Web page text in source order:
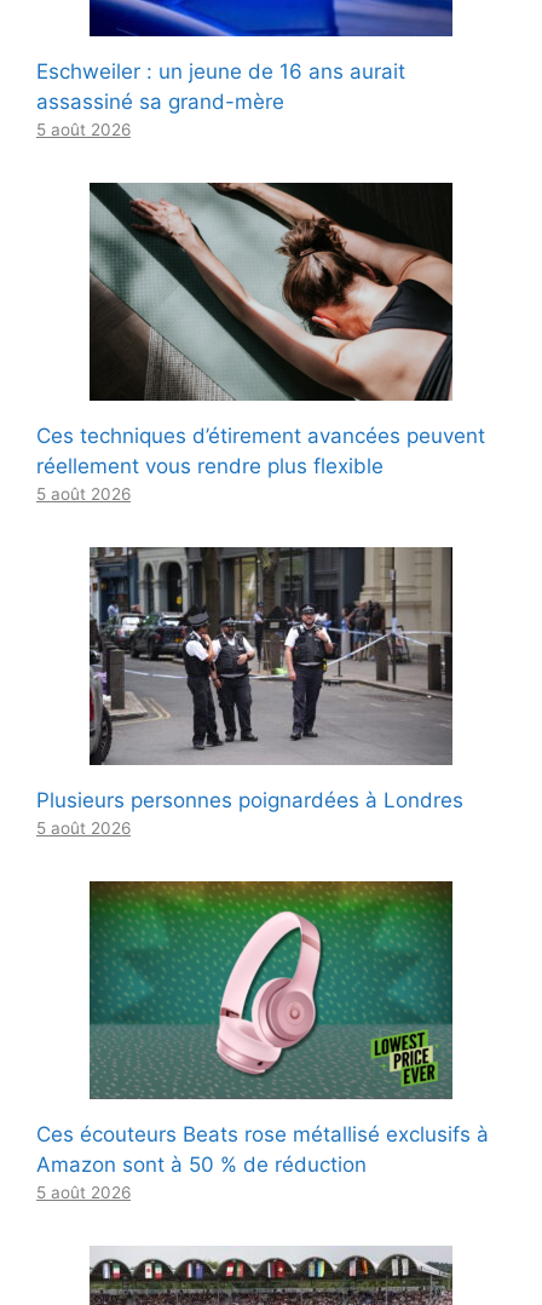
Eschweiler : un jeune de 16 ans aurait
assassiné sa grand-mère
5 août 2026
Ces techniques d’étirement avancées peuvent
réellement vous rendre plus flexible
5 août 2026
Plusieurs personnes poignardées à Londres
5 août 2026
Ces écouteurs Beats rose métallisé exclusifs à
Amazon sont à 50 % de réduction
5 août 2026